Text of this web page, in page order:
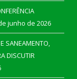
junho de 2026
SANEAMENTO,
DISCUTIR